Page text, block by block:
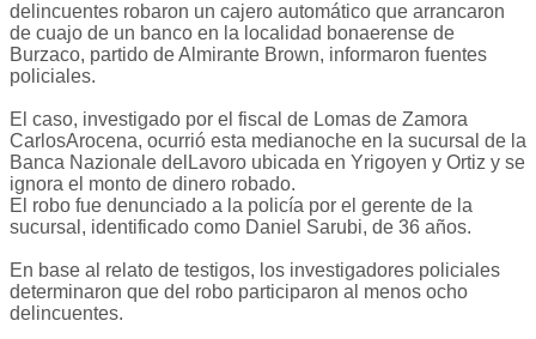
delincuentes robaron un cajero automático que arrancaron
de cuajo de un banco en la localidad bonaerense de
Burzaco, partido de Almirante Brown, informaron fuentes
policiales.
El caso, investigado por el fiscal de Lomas de Zamora
CarlosArocena, ocurrió esta medianoche en la sucursal de la
Banca Nazionale delLavoro ubicada en Yrigoyen y Ortiz y se
ignora el monto de dinero robado.
El robo fue denunciado a la policía por el gerente de la
sucursal, identificado como Daniel Sarubi, de 36 años.
En base al relato de testigos, los investigadores policiales
determinaron que del robo participaron al menos ocho
delincuentes.